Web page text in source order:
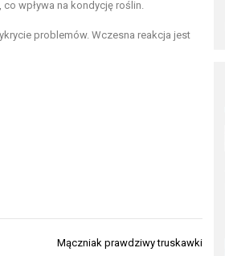
wpływa na kondycję roślin.
problemów. Wczesna reakcja jest
Mączniak prawdziwy truskawki